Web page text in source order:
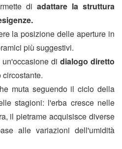
di adattare la struttura
la posizione delle aperture in
più suggestivi.
di dialogo diretto
muta seguendo il ciclo della
stagioni: l'erba cresce nelle
il pietrame acquisisce diverse
alle variazioni dell'umidità